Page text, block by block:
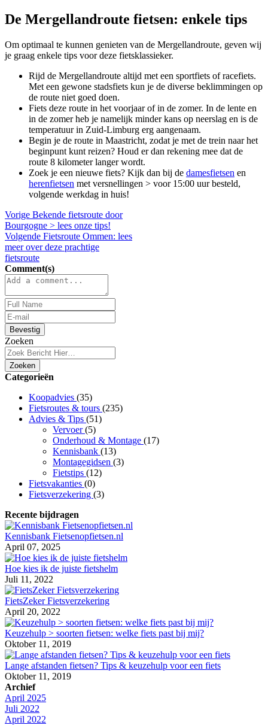
De Mergellandroute fietsen: enkele tips
Om optimaal te kunnen genieten van de Mergellandroute, geven wij
je graag enkele tips voor deze fietsklassieker.
Rijd de Mergellandroute altijd met een sportfiets of racefiets.
Met een gewone stadsfiets kun je de diverse beklimmingen op
de route niet goed doen.
Fiets deze route in het voorjaar of in de zomer. In de lente en
in de zomer heb je namelijk minder kans op neerslag en is de
temperatuur in Zuid-Limburg erg aangenaam.
Begin je de route in Maastricht, zodat je met de trein naar het
beginpunt kunt reizen? Houd er dan rekening mee dat de
route 8 kilometer langer wordt.
Zoek je een nieuwe fiets? Kijk dan bij de damesfietsen en
herenfietsen met versnellingen > voor 15:00 uur besteld,
volgende werkdag in huis!
Vorige Bekende fietsroute door
Bourgogne > lees onze tips!
Volgende Fietsroute Ommen: lees
meer over deze prachtige
fietsroute
Comment(s)
Bevestig
Zoeken
Zoeken
Categorieën
Koopadvies (35)
Fietsroutes & tours (235)
Advies & Tips (51)
Vervoer(5)
Onderhoud & Montage (17)
Kennisbank (13)
Montagegidsen (3)
Fietstips (12)
Fietsvakanties (0)
Fietsverzekering (3)
Recente bijdragen
Kennisbank Fietsenopfietsen.nl
April 07, 2025
Hoe kies ik de juiste fietshelm
Juli 11, 2022
FietsZeker Fietsverzekering
April 20, 2022
Keuzehulp > soorten fietsen: welke fiets past bij mij?
Oktober 11, 2019
Lange afstanden fietsen? Tips & keuzehulp voor een fiets
Oktober 11, 2019
Archief
April 2025
Juli 2022
April 2022